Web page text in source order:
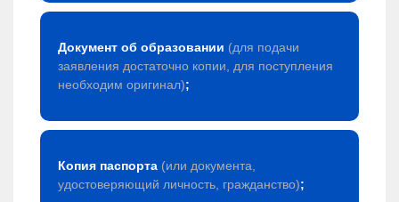
Документ об образовании (для подачи
заявления достаточно копии, для поступления
необходим оригинал);
Копия паспорта (или документа,
удостоверяющий личность, гражданство);